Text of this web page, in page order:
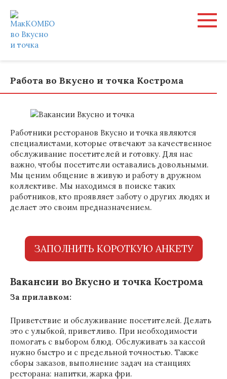
контенту
Работа во Вкусно и точка Кострома
Работники ресторанов Вкусно и точка являются
специалистами, которые отвечают за качественное
обслуживание посетителей и готовку. Для нас
важно, чтобы посетители оставались довольными.
Мы ценим общение в живую и работу в дружном
коллективе. Мы находимся в поиске таких
работников, кто проявляет заботу о других людях и
делает это своим предназначением.
ЗАПОЛНИТЬ КОРОТКУЮ АНКЕТУ
Вакансии во Вкусно и точка Кострома
За прилавком:
Приветствие и обслуживание посетителей. Делать
это с улыбкой, приветливо. При необходимости
помогать с выбором блюд. Обслуживать за кассой
нужно быстро и с предельной точностью. Также
сборы заказов, выполнение задач на станциях
ресторана: напитки, жарка фри.